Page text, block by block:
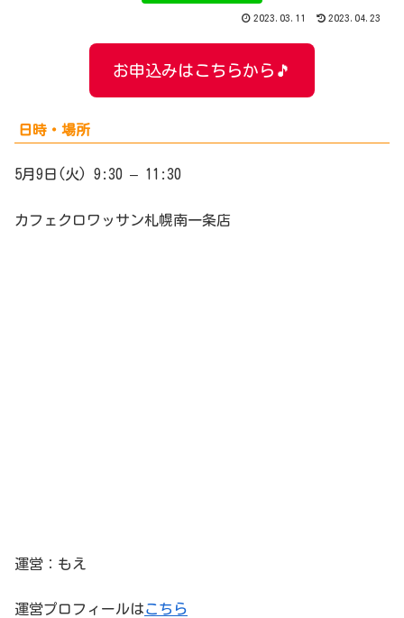
2023.03.11 2023.04.23
お申込みはこちらから🎵
日時・場所
5月9日(火) 9:30 – 11:30
カフェクロワッサン札幌南一条店
運営：もえ
運営プロフィールはこちら